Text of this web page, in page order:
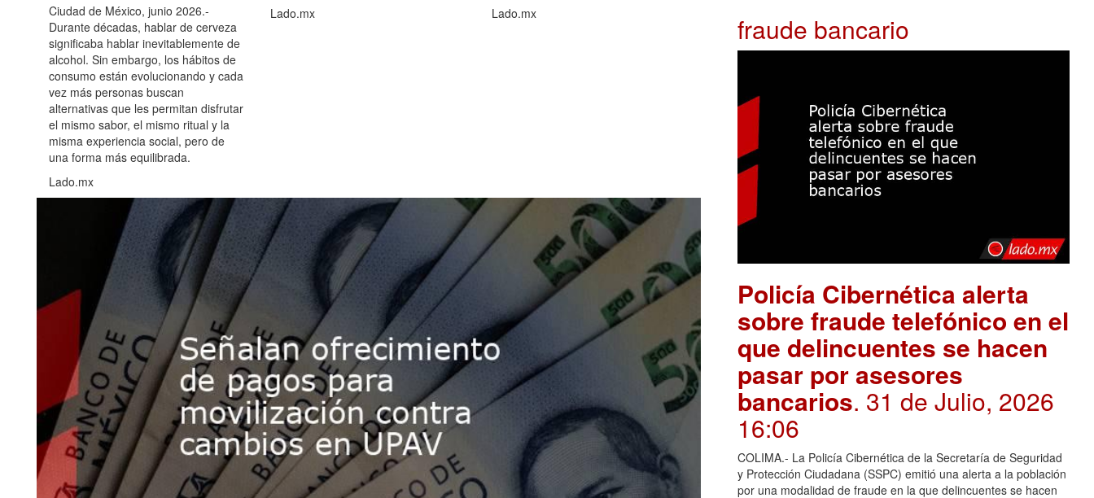
Ciudad de México, junio 2026.-
Durante décadas, hablar de cerveza
significaba hablar inevitablemente de
alcohol. Sin embargo, los hábitos de
consumo están evolucionando y cada
vez más personas buscan
alternativas que les permitan disfrutar
el mismo sabor, el mismo ritual y la
misma experiencia social, pero de
una forma más equilibrada.
Lado.mx
Lado.mx
Lado.mx
fraude bancario
Policía Cibernética alerta
sobre fraude telefónico en el
que delincuentes se hacen
pasar por asesores
bancarios. 31 de Julio, 2026
16:06
COLIMA.- La Policía Cibernética de la Secretaría de Seguridad
y Protección Ciudadana (SSPC) emitió una alerta a la población
por una modalidad de fraude en la que delincuentes se hacen